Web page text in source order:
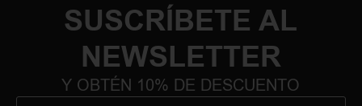
SUSCRÍBETE AL
NEWSLETTER
Y OBTÉN 10% DE DESCUENTO